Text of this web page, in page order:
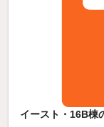
イースト・16B棟